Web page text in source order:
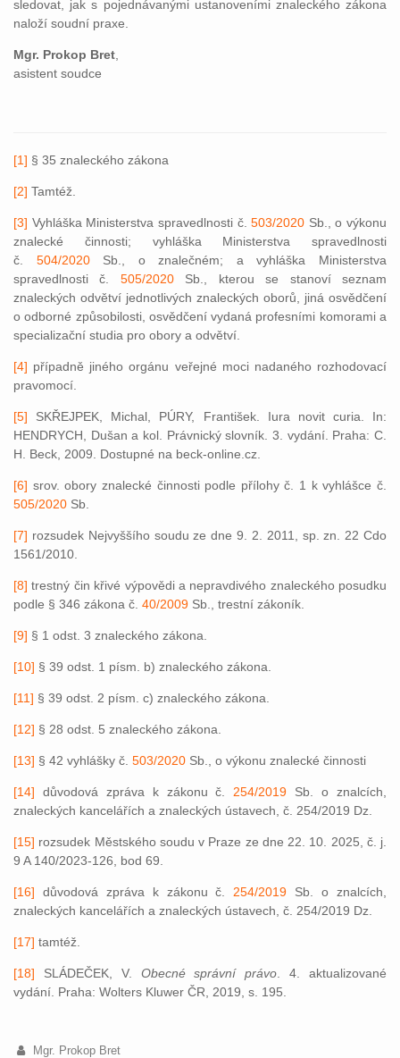
sledovat, jak s pojednávanými ustanoveními znaleckého zákona
naloží soudní praxe.
Mgr. Prokop Bret
asistent soudce
[1] § 35 znaleckého zákona
[2] Tamtéž.
[3] Vyhláška Ministerstva spravedlnosti č.503/2020 Sb., o výkonu
znalecké činnosti; vyhláška Ministerstva spravedlnosti
č. 504/2020Sb., o znalečném; a vyhláška Ministerstva
spravedlnosti č. 505/2020Sb., kterou se stanoví seznam
znaleckých odvětví jednotlivých znaleckých oborů, jiná osvědčení
o odborné způsobilosti, osvědčení vydaná profesními komorami a
specializační studia pro obory a odvětví.
[4] případně jiného orgánu veřejné moci nadaného rozhodovací
pravomocí.
[5] SKŘEJPEK, Michal, PÚRY, František. Iura novit curia. In:
HENDRYCH, Dušan a kol. Právnický slovník. 3. vydání. Praha: C.
H. Beck, 2009. Dostupné na beck-online.cz.
[6] srov. obory znalecké činnosti podle přílohy č. 1 k vyhlášce č.
505/2020 Sb.
[7] rozsudek Nejvyššího soudu ze dne 9. 2. 2011, sp. zn. 22 Cdo
1561/2010.
[8] trestný čin křivé výpovědi a nepravdivého znaleckého posudku
podle § 346 zákona č. 40/2009 Sb., trestní zákoník.
[9] § 1 odst. 3 znaleckého zákona.
[10] § 39 odst. 1 písm. b) znaleckého zákona.
[11] § 39 odst. 2 písm. c) znaleckého zákona.
[12] § 28 odst. 5 znaleckého zákona.
[13] § 42 vyhlášky č. 503/2020 Sb., o výkonu znalecké činnosti
[14] důvodová zpráva k zákonu č. 254/2019 Sb. o znalcích,
znaleckých kancelářích a znaleckých ústavech, č. 254/2019 Dz.
[15] rozsudek Městského soudu v Praze ze dne 22. 10. 2025, č. j.
9 A 140/2023-126, bod 69.
[16] důvodová zpráva k zákonu č. 254/2019 Sb. o znalcích,
znaleckých kancelářích a znaleckých ústavech, č. 254/2019 Dz.
[17] tamtéž.
[18] SLÁDEČEK, V. Obecné správní právo . 4. aktualizované
vydání. Praha: Wolters Kluwer ČR, 2019, s. 195.
Mgr. Prokop Bret